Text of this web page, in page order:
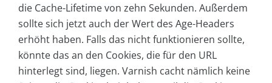
die Cache-Lifetime von zehn Sekunden. Außerdem
sollte sich jetzt auch der Wert des Age-Headers
erhöht haben. Falls das nicht funktionieren sollte,
könnte das an den Cookies, die für den URL
hinterlegt sind, liegen. Varnish cacht nämlich keine